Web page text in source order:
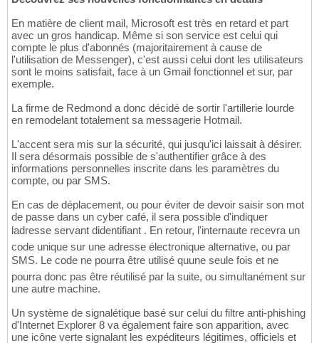
En matière de client mail, Microsoft est très en retard et part
avec un gros handicap. Même si son service est celui qui
compte le plus d'abonnés (majoritairement à cause de
l'utilisation de Messenger), c'est aussi celui dont les utilisateurs
sont le moins satisfait, face à un Gmail fonctionnel et sur, par
exemple.
La firme de Redmond a donc décidé de sortir l'artillerie lourde
en remodelant totalement sa messagerie Hotmail.
L'accent sera mis sur la sécurité, qui jusqu'ici laissait à désirer.
Il sera désormais possible de s'authentifier grâce à des
informations personnelles inscrite dans les paramètres du
compte, ou par SMS.
En cas de déplacement, ou pour éviter de devoir saisir son mot
de passe dans un cyber café, il sera possible d'indiquer
ladresse servant didentifiant . En retour, l'internaute recevra un
code unique sur une adresse électronique alternative, ou par
SMS. Le code ne pourra être utilisé quune seule fois et ne
pourra donc pas être réutilisé par la suite, ou simultanément sur
une autre machine.
Un système de signalétique basé sur celui du filtre anti-phishing
d'Internet Explorer 8 va également faire son apparition, avec
une icône verte signalant les expéditeurs légitimes, officiels et